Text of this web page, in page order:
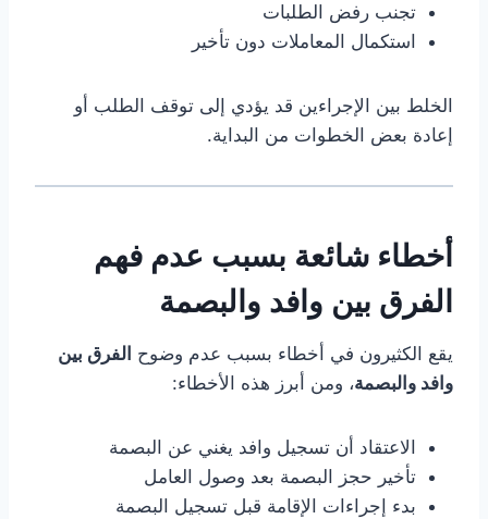
تجنب رفض الطلبات
استكمال المعاملات دون تأخير
الخلط بين الإجراءين قد يؤدي إلى توقف الطلب أو
إعادة بعض الخطوات من البداية.
أخطاء شائعة بسبب عدم فهم
الفرق بين وافد والبصمة
يقع الكثيرون في أخطاء بسبب عدم وضوح الفرق بين
وافد والبصمة، ومن أبرز هذه الأخطاء:
الاعتقاد أن تسجيل وافد يغني عن البصمة
تأخير حجز البصمة بعد وصول العامل
بدء إجراءات الإقامة قبل تسجيل البصمة